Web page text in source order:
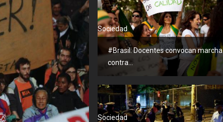
Sociedad
#Brasil: Docentes convocan marcha
contra...
Sociedad